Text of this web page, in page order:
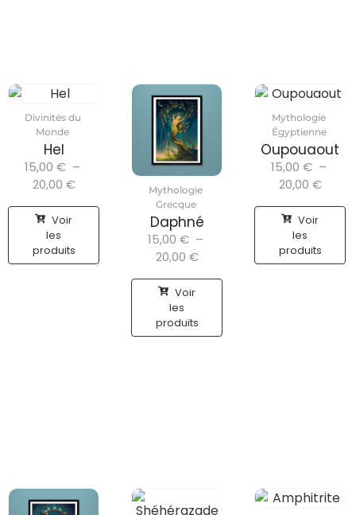
Divinités du
Monde
Hel
15,00 € –
20,00 €
Voir
les
produits
Mythologie
Grecque
Daphné
15,00 € –
20,00 €
Voir
les
produits
Mythologie
Égyptienne
Oupouaout
15,00 € –
20,00 €
Voir
les
produits